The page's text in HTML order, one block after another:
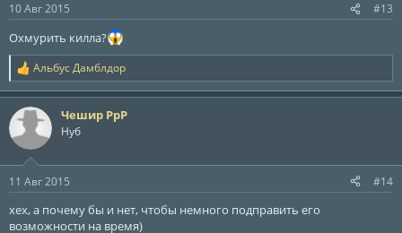
10 Авг 2015 #13
Охмурить килла?
Р
е
а
к
ц
и
:
Альбус Дамблдор
Чешир РрР
Нуб
11 Авг 2015 #14
хех, а почему бы и нет, чтобы немного подправить его
возможности на время)